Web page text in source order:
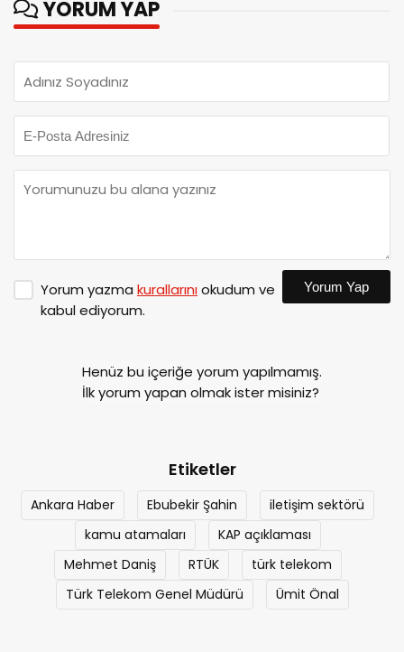
YORUM YAP
Yorum yazma kurallarınıokudum ve
kabul ediyorum.
Yorum Yap
Henüz bu içeriğe yorum yapılmamış.
İlk yorum yapan olmak ister misiniz?
Etiketler
Ankara Haber Ebubekir Şahin
iletişim sektörü
kamu atamaları
KAP açıklaması
Mehmet Daniş
RTÜK
türk telekom
Türk Telekom Genel Müdürü
Ümit Önal